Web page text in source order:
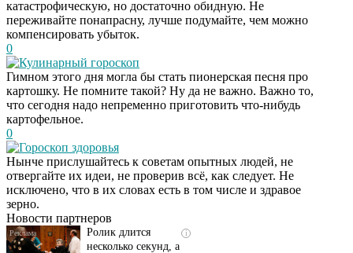
катастрофическую, но достаточно обидную. Не
переживайте понапрасну, лучше подумайте, чем можно
компенсировать убыток.
0
Кулинарный гороскоп
Гимном этого дня могла бы стать пионерская песня про
картошку. Не помните такой? Ну да не важно. Важно то,
что сегодня надо непременно приготовить что-нибудь
картофельное.
0
Гороскоп здоровья
Нынче прислушайтесь к советам опытных людей, не
отвергайте их идеи, не проверив всё, как следует. Не
исключено, что в их словах есть в том числе и здравое
зерно.
Новости партнеров
Скрытая камера на
пляже Крыма: Что
люди вытворяют, когда
их не видят...
i
Ролик длится
несколько секунд, а